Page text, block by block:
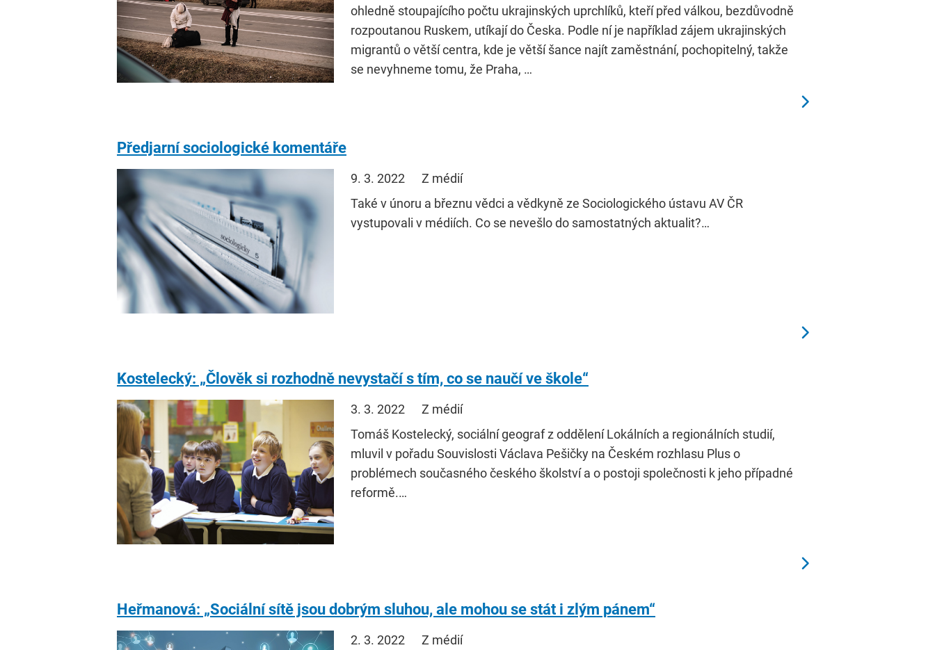
ohledně stoupajícího počtu ukrajinských uprchlíků, kteří před válkou, bezdůvodně
rozpoutanou Ruskem, utíkají do Česka. Podle ní je například zájem ukrajinských
migrantů o větší centra, kde je větší šance najít zaměstnání, pochopitelný, takže
se nevyhneme tomu, že Praha, …
Předjarní sociologické komentáře
9. 3. 2022
Z médií
Také v únoru a březnu vědci a vědkyně ze Sociologického ústavu AV ČR
vystupovali v médiích. Co se nevešlo do samostatných aktualit?…
Kostelecký: „Člověk si rozhodně nevystačí s tím, co se naučí ve škole“
3. 3. 2022
Z médií
Tomáš Kostelecký, sociální geograf z oddělení Lokálních a regionálních studií,
mluvil v pořadu Souvislosti Václava Pešičky na Českém rozhlasu Plus o
problémech současného českého školství a o postoji společnosti k jeho případné
reformě.…
Heřmanová: „Sociální sítě jsou dobrým sluhou, ale mohou se stát i zlým pánem“
2. 3. 2022 Z médií